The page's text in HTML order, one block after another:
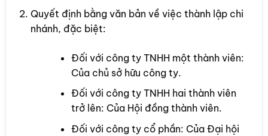
Quyết định bằng văn bản về việc thành lập chi
nhánh, đặc biệt:
Đối với công ty TNHH một thành viên:
Của chủ sở hữu công ty.
Đối với công ty TNHH hai thành viên
trở lên: Của Hội đồng thành viên.
Đối với công ty cổ phần: Của Đại hội